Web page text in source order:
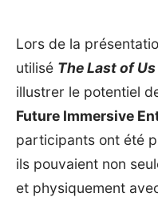
Lors de la
utilisé The Last of Us
illustrer le potentiel
Future Immersive
participants ont été
ils pouvaient non
et physiquement